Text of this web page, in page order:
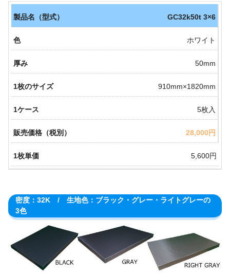
GC32k50t 3×6
ホワイト
50mm
910mm×1820mm
5枚入
28,000円
5,600円
密度：32K / 生地色：ブラック・グレー・ライトグレーの
3色